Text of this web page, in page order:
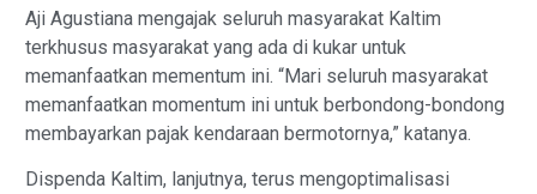
Aji Agustiana mengajak seluruh masyarakat Kaltim
terkhusus masyarakat yang ada di kukar untuk
memanfaatkan mementum ini. “Mari seluruh masyarakat
memanfaatkan momentum ini untuk berbondong-bondong
membayarkan pajak kendaraan bermotornya,” katanya.
Dispenda Kaltim, lanjutnya, terus mengoptimalisasi